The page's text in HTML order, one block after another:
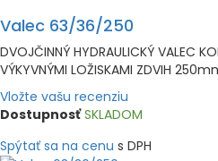
Valec 63/36/250
DVOJČINNÝ HYDRAULICKÝ VALEC
VÝKYVNÝMI LOŽISKAMI ZDVIH
Vložte vašu recenziu
Dostupnosť SKLADOM
Spýtať sa na cenu s DPH